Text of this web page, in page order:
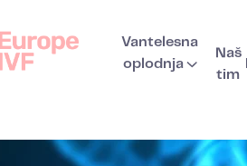
Vantelesna
oplodnja
Naš
tim